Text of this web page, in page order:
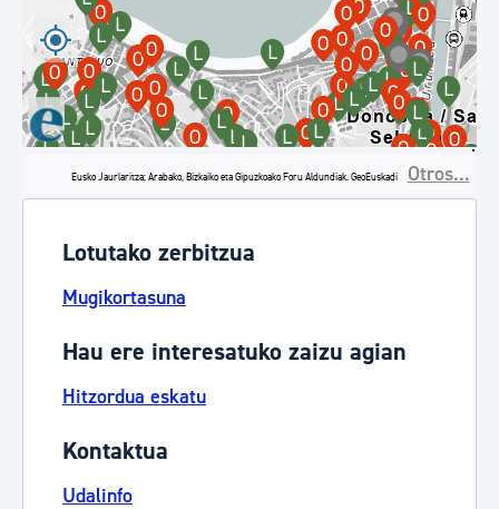
Ver localización en GoogleMaps
Eusko Jaurlaritza; Arabako, Bizkaiko eta Gipuzkoako Foru Aldundiak. GeoEuskadi Otros...
Lotutako zerbitzua
Mugikortasuna
Hau ere interesatuko zaizu agian
Hitzordua eskatu
Kontaktua
Udalinfo